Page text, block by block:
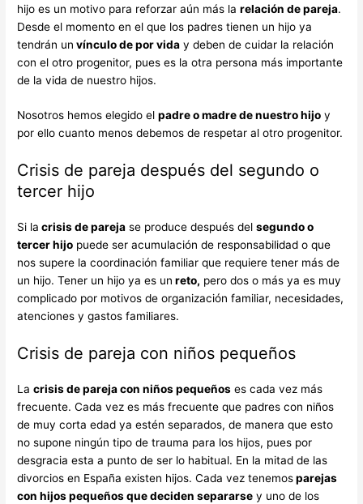
hijo es un motivo para reforzar aún más larelación de pareja.
Desde el momento en el que los padres tienen un hijo ya
tendrán un vínculo de por vida y deben de cuidar la relación
con el otro progenitor, pues es la otra persona más importante
de la vida de nuestro hijos.
Nosotros hemos elegido elpadre o madre de nuestro hijo y
por ello cuanto menos debemos de respetar al otro progenitor.
Crisis de pareja después del segundo o
tercer hijo
Si la crisis de pareja se produce después delsegundo o
tercer hijo puede ser acumulación de responsabilidad o que
nos supere la coordinación familiar que requiere tener más de
un hijo. Tener un hijo ya es un reto, pero dos o más ya es muy
complicado por motivos de organización familiar, necesidades,
atenciones y gastos familiares.
Crisis de pareja con niños pequeños
Lacrisis de pareja con niños pequeños es cada vez más
frecuente. Cada vez es más frecuente que padres con niños
de muy corta edad ya estén separados, de manera que esto
no supone ningún tipo de trauma para los hijos, pues por
desgracia esta a punto de ser lo habitual. En la mitad de las
divorcios en España existen hijos. Cada vez tenemosparejas
con hijos pequeños que deciden separarse y uno de los